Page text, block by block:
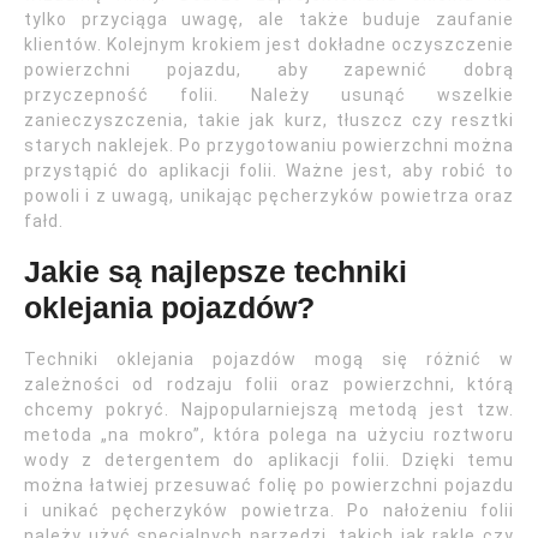
tylko przyciąga uwagę, ale także buduje zaufanie
klientów. Kolejnym krokiem jest dokładne oczyszczenie
powierzchni pojazdu, aby zapewnić dobrą
przyczepność folii. Należy usunąć wszelkie
zanieczyszczenia, takie jak kurz, tłuszcz czy resztki
starych naklejek. Po przygotowaniu powierzchni można
przystąpić do aplikacji folii. Ważne jest, aby robić to
powoli i z uwagą, unikając pęcherzyków powietrza oraz
fałd.
Jakie są najlepsze techniki
oklejania pojazdów?
Techniki oklejania pojazdów mogą się różnić w
zależności od rodzaju folii oraz powierzchni, którą
chcemy pokryć. Najpopularniejszą metodą jest tzw.
metoda „na mokro”, która polega na użyciu roztworu
wody z detergentem do aplikacji folii. Dzięki temu
można łatwiej przesuwać folię po powierzchni pojazdu
i unikać pęcherzyków powietrza. Po nałożeniu folii